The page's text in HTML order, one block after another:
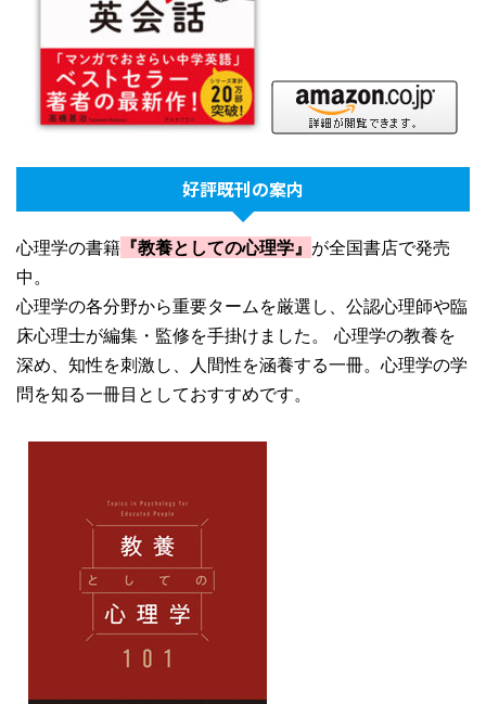
好評既刊の案内
心理学の書籍 『教養としての心理学』 が全国書店で発売
中。
心理学の各分野から重要タームを厳選し、公認心理師や臨
床心理士が編集・監修を手掛けました。 心理学の教養を
深め、知性を刺激し、人間性を涵養する一冊。心理学の学
問を知る一冊目としておすすめです。